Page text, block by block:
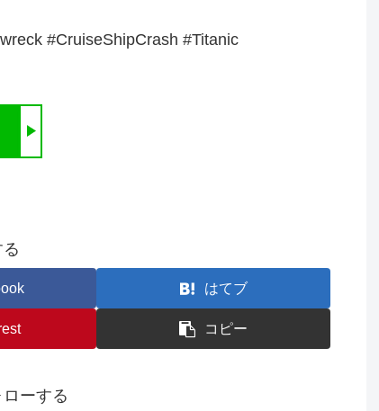
#CruiseShipCrash #Titanic
はてブ
コピー
ーする